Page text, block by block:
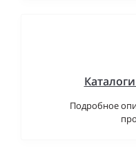
Подробное